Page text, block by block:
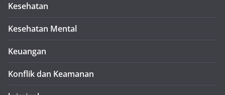
Kesehatan
Kesehatan Mental
Keuangan
Konflik dan Keamanan